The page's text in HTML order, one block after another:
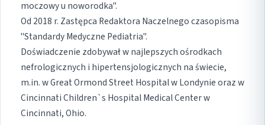
moczowy u noworodka".
Od 2018 r. Zastępca Redaktora Naczelnego czasopisma
"Standardy Medyczne Pediatria".
Doświadczenie zdobywał w najlepszych ośrodkach
nefrologicznych i hipertensjologicznych na świecie,
m.in. w Great Ormond Street Hospital w Londynie oraz w
Cincinnati Children`s Hospital Medical Center w
Cincinnati, Ohio.